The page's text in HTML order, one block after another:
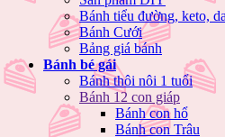
Bánh tiểu đường, keto,
Bánh Cưới
Bảng giá bánh
Bánh bé gái
Bánh thôi nôi 1 tuổi
Bánh 12 con giáp
Bánh con hổ
Bánh con Trâu